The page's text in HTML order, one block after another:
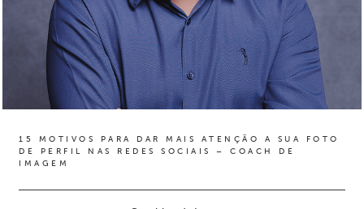
15 MOTIVOS PARA DAR MAIS ATENÇÃO A SUA FOTO
DE PERFIL NAS REDES SOCIAIS – COACH DE
IMAGEM